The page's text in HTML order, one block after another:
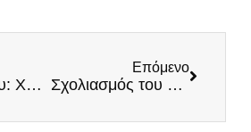
Δελτίο Τύπου: Χριστός Ανέστη και Χρόνια Πολλά σε όλο τον Ελληνισμό!
Επόμενο
Σχολιασμός του Ηλία Κασιδιάρη για το αποτέλεσμα των Γαλλικών εκλογών